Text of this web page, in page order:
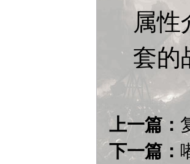
属性
套的
上一篇：
下一篇：